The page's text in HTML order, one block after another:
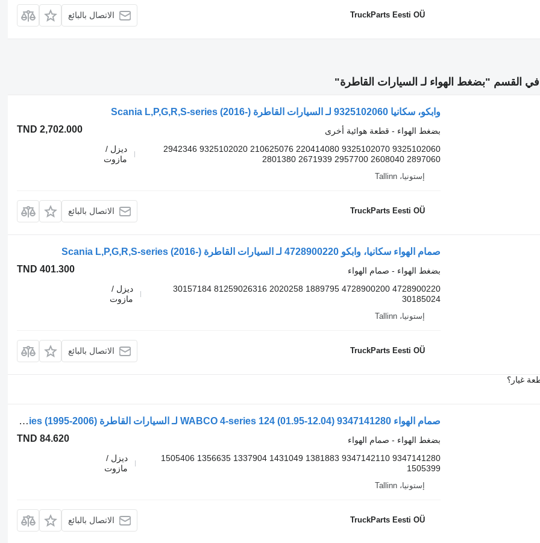
TruckParts Eesti OÜ الاتصال بالبائع
القسم "بضغط الهواء لـ السيارات القاطرة"
وابكو، سكانيا 9325102060 لـ السيارات القاطرة Scania L,P,G,R,S-series (2016-)
TND 2,702.000
بضغط الهواء - قطعة هوائية أخرى
9325102060 9325102070 220414080 210625076 9325102020 2942346
2897060 2608040 2957700 2671939 2801380
ديزل /
مازوت
إستونيا، Tallinn
TruckParts Eesti OÜ الاتصال بالبائع
صمام الهواء سكانيا، وابكو 4728900220 لـ السيارات القاطرة Scania L,P,G,R,S-series (2016-)
TND 401.300
بضغط الهواء - صمام الهواء
4728900220 4728900200 1889795 2020258 81259026316 30157184
30185024
ديزل /
مازوت
إستونيا، Tallinn
TruckParts Eesti OÜ الاتصال بالبائع
غيار؟
صمام الهواء WABCO 4-series 124 (01.95-12.04) 9347141280 لـ السيارات القاطرة Scania 4-series (1995-2006)
TND 84.620
بضغط الهواء - صمام الهواء
9347141280 9347142110 1381883 1431049 1337904 1356635 1505406
1505399
ديزل /
مازوت
إستونيا، Tallinn
TruckParts Eesti OÜ الاتصال بالبائع